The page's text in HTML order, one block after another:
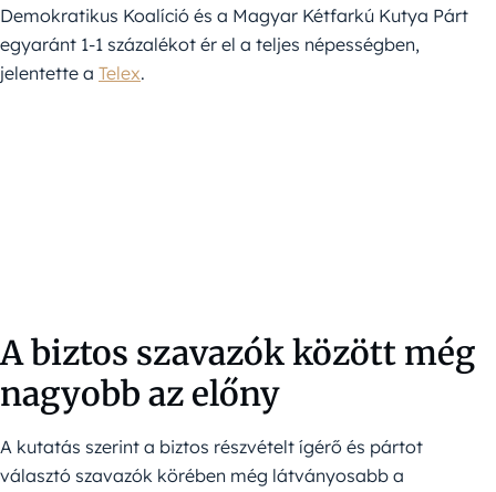
Demokratikus Koalíció és a Magyar Kétfarkú Kutya Párt
egyaránt 1-1 százalékot ér el a teljes népességben,
jelentette a Telex.
A biztos szavazók között még
nagyobb az előny
A kutatás szerint a biztos részvételt ígérő és pártot
választó szavazók körében még látványosabb a